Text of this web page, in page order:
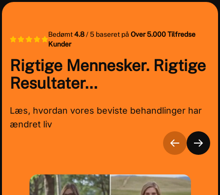
Bedømt4.8/ 5 baseret på Over 5.000 Tilfredse
Kunder
Rigtige Mennesker. Rigtige
Resultater...
Læs, hvordan vores beviste behandlinger har
ændret liv